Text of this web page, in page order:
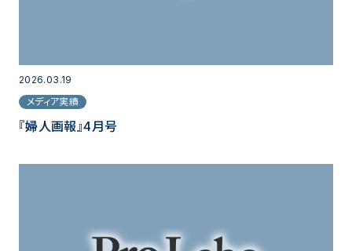
2026.03.19
メディア実績
『婦人画報』4月号